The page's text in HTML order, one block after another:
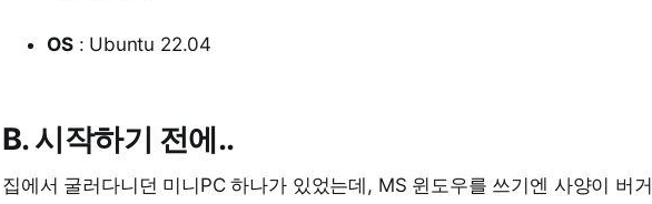
OS: Ubuntu 22.04
B. 시작하기 전에..
집에서 굴러다니던 미니PC 하나가 있었는데, MS 윈도우를 쓰기엔 사양이 버